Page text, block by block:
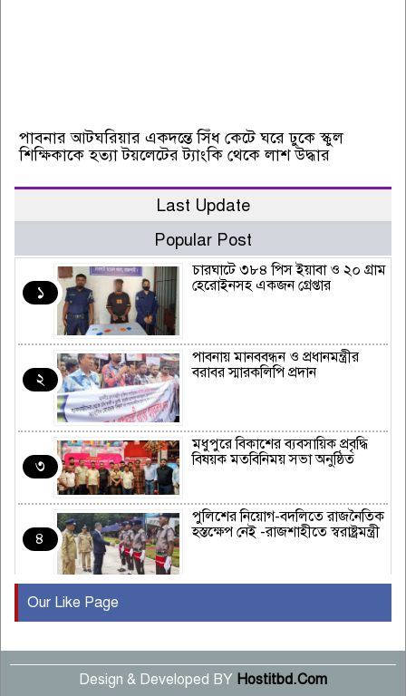
পাবনার আটঘরিয়ার একদন্তে সিঁধ কেটে ঘরে ঢুকে স্কুল
শিক্ষিকাকে হত্যা টয়লেটের ট্যাংকি থেকে লাশ উদ্ধার
Last Update
Popular Post
১
চারঘাটে ৩৮৪ পিস ইয়াবা ও ২০ গ্রাম
হেরোইনসহ একজন গ্রেপ্তার
২
পাবনায় মানববন্ধন ও প্রধানমন্ত্রীর
বরাবর স্মারকলিপি প্রদান
৩
মধুপুরে বিকাশের ব্যবসায়িক প্রবৃদ্ধি
বিষয়ক মতবিনিময় সভা অনুষ্ঠিত
৪
পুলিশের নিয়োগ-বদলিতে রাজনৈতিক
হস্তক্ষেপ নেই -রাজশাহীতে স্বরাষ্ট্রমন্ত্রী
৫
বছর পূর্তি উদযাপন
সংবাদ সম্মেলনে অভিযোগ অস্বীকার
Our Like Page
Design & Developed BY Hostitbd.Com